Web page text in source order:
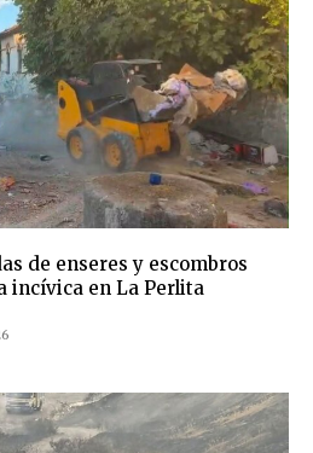
de enseres y escombros
incívica en La Perlita